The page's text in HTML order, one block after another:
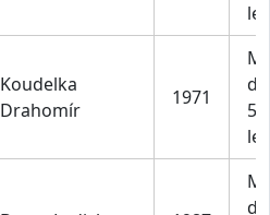
let
Koudelka
Drahomír
1971
do
59
let
do